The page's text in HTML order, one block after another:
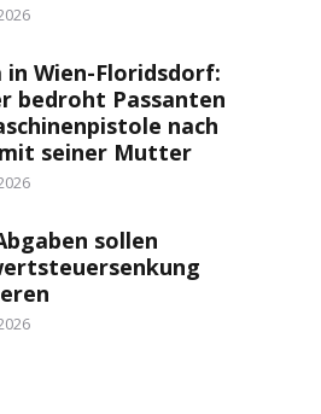
in Wien-Floridsdorf:
bedroht Passanten
nach
seiner Mutter
sollen